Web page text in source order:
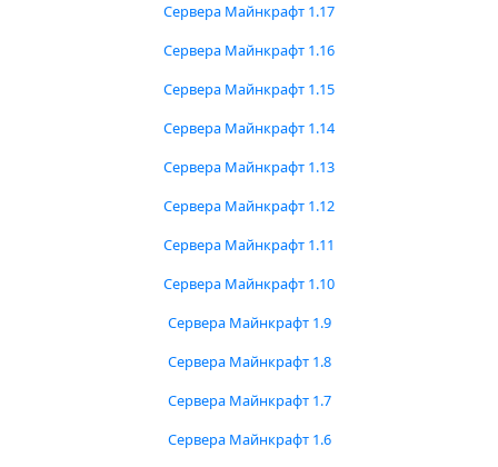
Сервера Майнкрафт 1.17
Сервера Майнкрафт 1.16
Сервера Майнкрафт 1.15
Сервера Майнкрафт 1.14
Сервера Майнкрафт 1.13
Сервера Майнкрафт 1.12
Сервера Майнкрафт 1.11
Сервера Майнкрафт 1.10
Сервера Майнкрафт 1.9
Сервера Майнкрафт 1.8
Сервера Майнкрафт 1.7
Сервера Майнкрафт 1.6